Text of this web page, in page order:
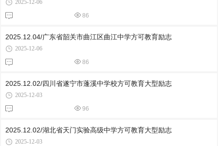
2025-12-06
86
2025.12.04/广东省韶关市曲江区曲江中学方可教育励志
2025-12-06
86
2025.12.02/四川省遂宁市蓬溪中学校方可教育大型励志
2025-12-03
96
2025.12.02/湖北省天门实验高级中学方可教育大型励志
2025-12-03